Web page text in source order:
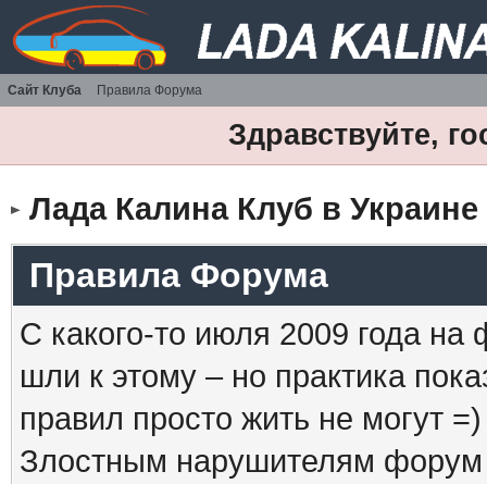
Сайт Клуба Правила Форума
Здравствуйте,
Лада Калина Клуб в Украине
Правила Форума
С какого-то июля 2009 года
шли к этому – но практика
правил просто жить не могут =)
Злостным нарушителям форум